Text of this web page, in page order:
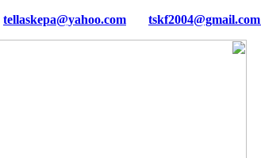
tellaskepa@yahoo.com tskf2004@gmail.com